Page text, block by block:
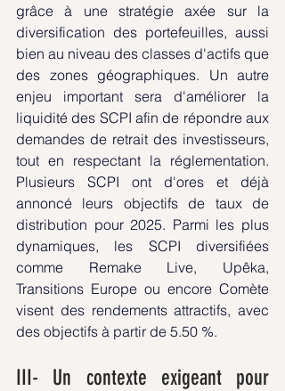
grâce à une stratégie axée sur la
diversification des portefeuilles, aussi
bien au niveau des classes d'actifs que
des zones géographiques. Un autre
enjeu important sera d'améliorer la
liquidité des SCPI afin de répondre aux
demandes de retrait des investisseurs,
tout en respectant la réglementation.
Plusieurs SCPI ont d'ores et déjà
annoncé leurs objectifs de taux de
distribution pour 2025. Parmi les plus
dynamiques, les SCPI diversifiées
comme Remake Live, Upêka,
Transitions Europe ou encore Comète
visent des rendements attractifs, avec
des objectifs à partir de 5.50 %.
III- Un contexte exigeant pour